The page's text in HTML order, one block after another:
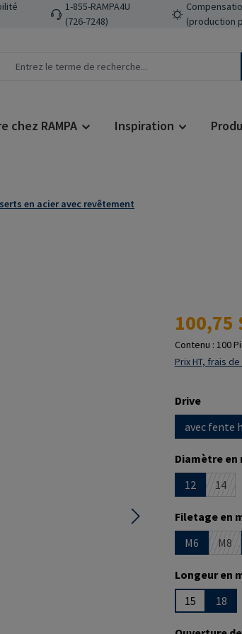
1-855-RAMPA4U
(726-7248)
(production
chez RAMPA Inspiration
en acier avec revêtement
Prix régulier :
100,75
Contenu : 100
Prix HT, frais
Sélectionnez
Drive
avec fente
Diamètre en
12
14
Filetage en
M6
M8
Longeur en
15
18